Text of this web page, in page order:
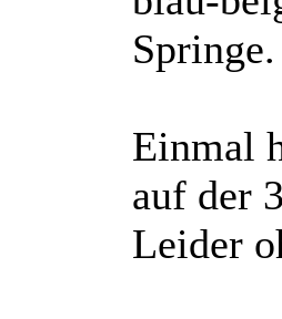
Springe.
Einmal
auf der
Leider